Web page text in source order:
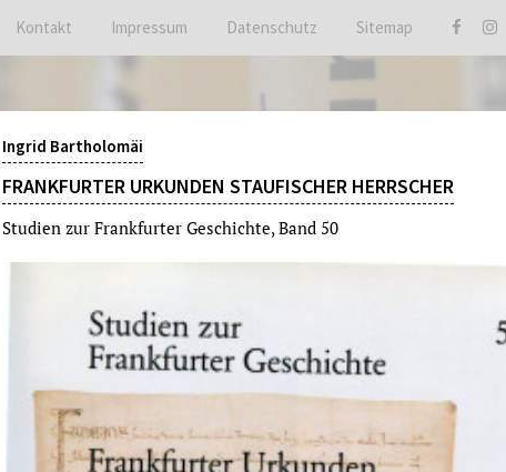
Ingrid Bartholomäi
FRANKFURTER URKUNDEN STAUFISCHER HERRSCHER
Studien zur Frankfurter Geschichte, Band 50
Kontakt Impressum Datenschutz Sitemap
ARCHIVBESUCH VERANSTALTUNGEN